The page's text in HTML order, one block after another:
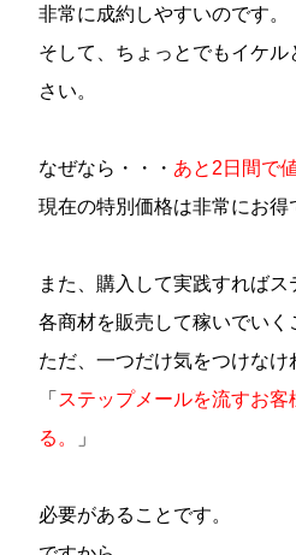
非常に成約しやすいのです。
そして、ちょっとでもイケ
さい。
なぜなら・・・ あと2日間で
現在の特別価格は非常にお得
また、購入して実践すればス
各商材を販売して稼いでいく
ただ、一つだけ気をつけなけ
「 ステップメールを流すお
る。
」
必要があることです。